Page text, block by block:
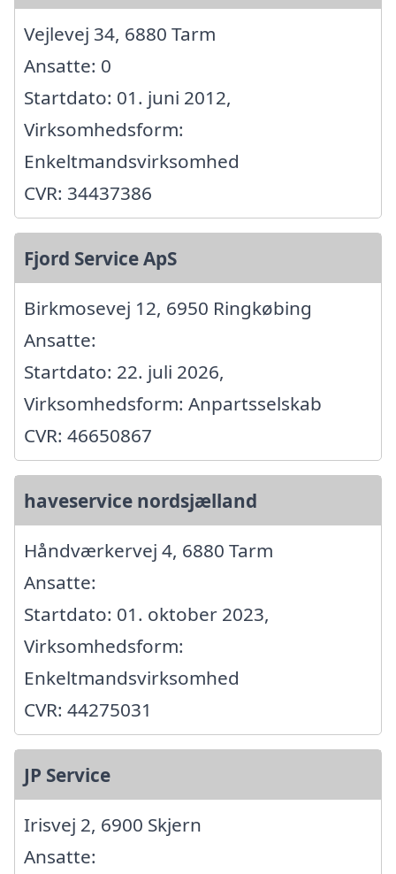
Vejlevej 34, 6880 Tarm
Ansatte: 0
Startdato: 01. juni 2012,
Virksomhedsform:
Enkeltmandsvirksomhed
CVR: 34437386
Fjord Service ApS
Birkmosevej 12, 6950 Ringkøbing
Ansatte:
Startdato: 22. juli 2026,
Virksomhedsform: Anpartsselskab
CVR: 46650867
haveservice nordsjælland
Håndværkervej 4, 6880 Tarm
Ansatte:
Startdato: 01. oktober 2023,
Virksomhedsform:
Enkeltmandsvirksomhed
CVR: 44275031
JP Service
Irisvej 2, 6900 Skjern
Ansatte: